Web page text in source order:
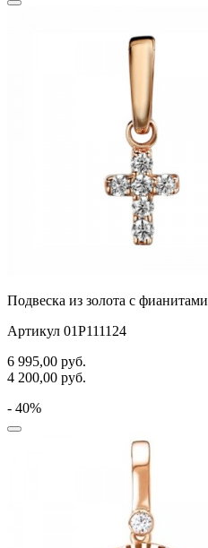
Подвеска из золота с фианитами
Артикул 01Р111124
6 995,00 руб.
4 200,00 руб.
- 40%